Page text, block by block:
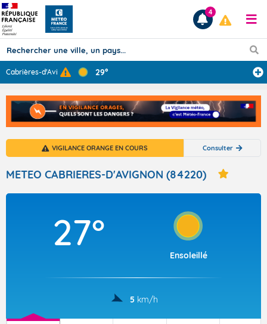
Prévisions
TOUS LES RÉSULTATS
Articles
4
Cabrières-d'Avi ... 29°
VIGILANCE ORANGE EN COURS Consulter
METEO CABRIERES-D'AVIGNON (84220)
27°
Ensoleillé
5 km/h